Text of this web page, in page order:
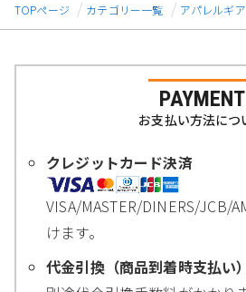
TOPページ
カテゴリー一覧 アパレルギ
PAYMENT
お支払い方法につ
クレジットカード決済
VISA/MASTER/DINERS/JCB/
けます。
代金引換（商品到着時支払い）